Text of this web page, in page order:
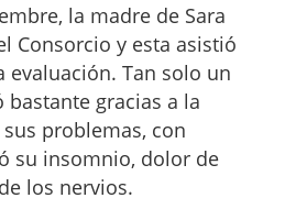
la madre de Sara
Consorcio y esta asistió
evaluación. Tan solo un
gracias a la
problemas, con
su insomnio, dolor de
los nervios.